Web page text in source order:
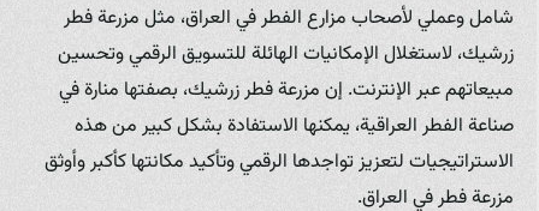
شامل وعملي لأصحاب مزارع الفطر في العراق، مثل مزرعة فطر
زرشيك، لاستغلال الإمكانيات الهائلة للتسويق الرقمي وتحسين
مبيعاتهم عبر الإنترنت. إن مزرعة فطر زرشيك، بصفتها منارة في
صناعة الفطر العراقية، يمكنها الاستفادة بشكل كبير من هذه
الاستراتيجيات لتعزيز تواجدها الرقمي وتأكيد مكانتها كأكبر وأوثق
مزرعة فطر في العراق.